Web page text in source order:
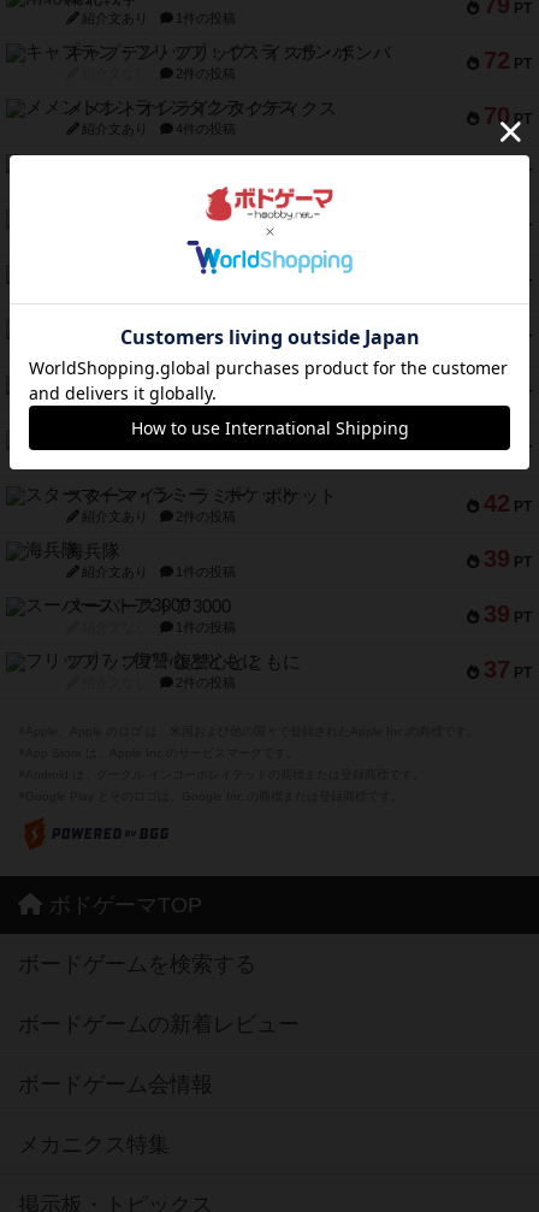
79 PT
紹介文あり 1件の投稿
72 PT
キャプテン・フリップ：イスラ・ボンバ
2件の投稿
70 PT
メメントオンラインタクティクス
紹介文あり 4件の投稿
PT
1件の投稿
PT
1件の投稿
PT
セミファイナル ～お前はまだ生きている～
PT
ふたつの街の物語
PT
クランク! ：冒険者たち（拡張）
紹介文あり 4件の投稿
42 PT
とうほうの！
42 PT
スターマイン・ラミー ポケット
紹介文あり 2件の投稿
39 PT
海兵隊
紹介文あり 1件の投稿
39 PT
スーパーストア3000
1件の投稿
37 PT
フリップ７：復讐心とともに
2件の投稿
ボドゲーマTOP
ボードゲームを検索する
ボードゲームの新着レビュー
ボードゲーム会情報
メカニクス特集
掲示板・トピックス